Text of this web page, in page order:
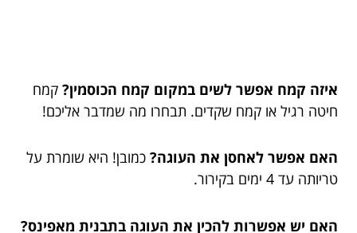
איזה קמח אפשר לשים במקום קמח הכוסמין? קמח
חיטה רגיל או קמח שקדים. תבחרו מה שמדבר אליכם!
האם אפשר לאחסן את העוגה? כמובן! היא שומרת על
טריותה עד 4 ימים בקירור.
האם יש אפשרות להכין את העוגה בתבנית מאפינס?